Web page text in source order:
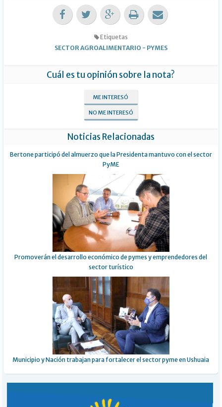
Etiquetas
SECTOR AGROALIMENTARIO - PYMES
Cuál es tu opinión sobre la nota?
ME INTERESÓ
NO ME INTERESÓ
Noticias Relacionadas
Bertone participó del almuerzo que la Presidenta mantuvo con el sector
PyME
Promoverán el desarrollo económico de pymes y emprendedores del
sector turístico
Municipio y Nación trabajan para fortalecer el sector pyme en Ushuaia